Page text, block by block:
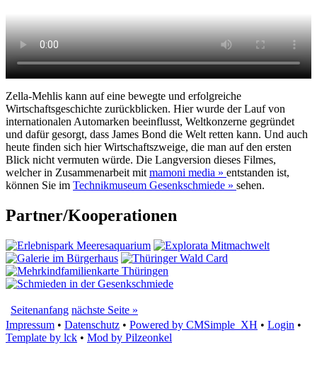
Zella-Mehlis kann auf eine bewegte und erfolgreiche
Wirtschaftsgeschichte zurückblicken. Hier wurde der Lauf von
internationalen Automarken beeinflusst, Weltkonzerne gegründet
und dafür gesorgt, dass James Bond die Welt retten kann. Und auch
heute finden sich hier Wirtschaftszweige, die man auf den ersten
Blick nicht vermuten würde. Die Langversion dieses Filmes,
welcher in Zusammenarbeit mit mamoni media » entstanden ist,
können Sie im Technikmuseum Gesenkschmiede » sehen.
Partner/Kooperationen
Seitenanfang nächste Seite »
Impressum • Datenschutz • Powered by CMSimple_XH • Login •
Template by lck • Mod by Pilzeonkel